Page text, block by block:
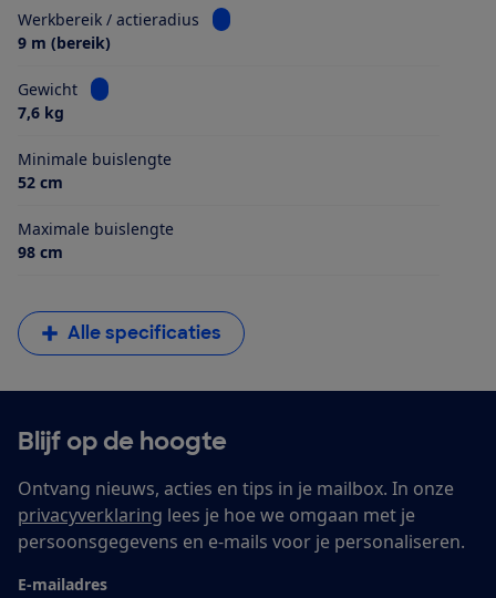
Werkbereik / actieradius
Bekijk informatie voor Werkbereik /
9 m (bereik)
Gewicht
Bekijk informatie voor Gewicht
7,6 kg
Minimale buislengte
52 cm
Maximale buislengte
98 cm
Alle specificaties
Blijf op de hoogte
Ontvang nieuws, acties en tips in je mailbox. In onze
privacyverklaring lees je hoe we omgaan met je
persoonsgegevens en e-mails voor je personaliseren.
E-mailadres